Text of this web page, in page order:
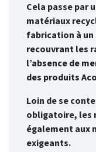
Cela passe par
matériaux
fabrication à un
recouvrant les
l’absence de
des produits
Loin de se
obligatoire, les
également aux
exigeants.